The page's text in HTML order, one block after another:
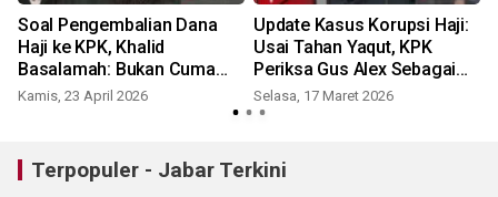
Soal Pengembalian Dana
Haji ke KPK, Khalid
Basalamah: Bukan Cuma
Saya!
Kamis, 23 April 2026
Update Kasus Korupsi Haji:
Usai Tahan Yaqut, KPK
Periksa Gus Alex Sebagai
Tersangka Hari Ini!
Selasa, 17 Maret 2026
Terpopuler - Jabar Terkini